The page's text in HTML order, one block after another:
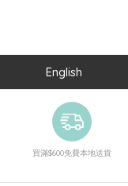
English
買滿$600免費本地送貨